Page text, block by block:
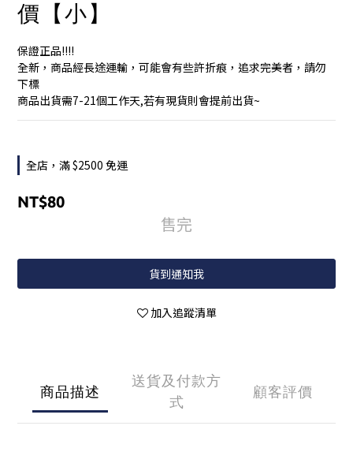
價【小】
保證正品!!!!
全新，商品經長途運輸，可能會有些許折痕，追求完美者，請勿
下標
商品出貨需7-21個工作天,若有現貨則會提前出貨~
全店，滿 $2500 免運
NT$80
售完
貨到通知我
加入追蹤清單
商品描述
送貨及付款方
式
顧客評價